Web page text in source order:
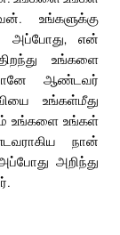
உங்களுக்கு
அப்போது, என்
உங்களை
நானே ஆண்டவர்
உங்கள்மீது
உங்களை உங்கள்
நான்
அறிந்து